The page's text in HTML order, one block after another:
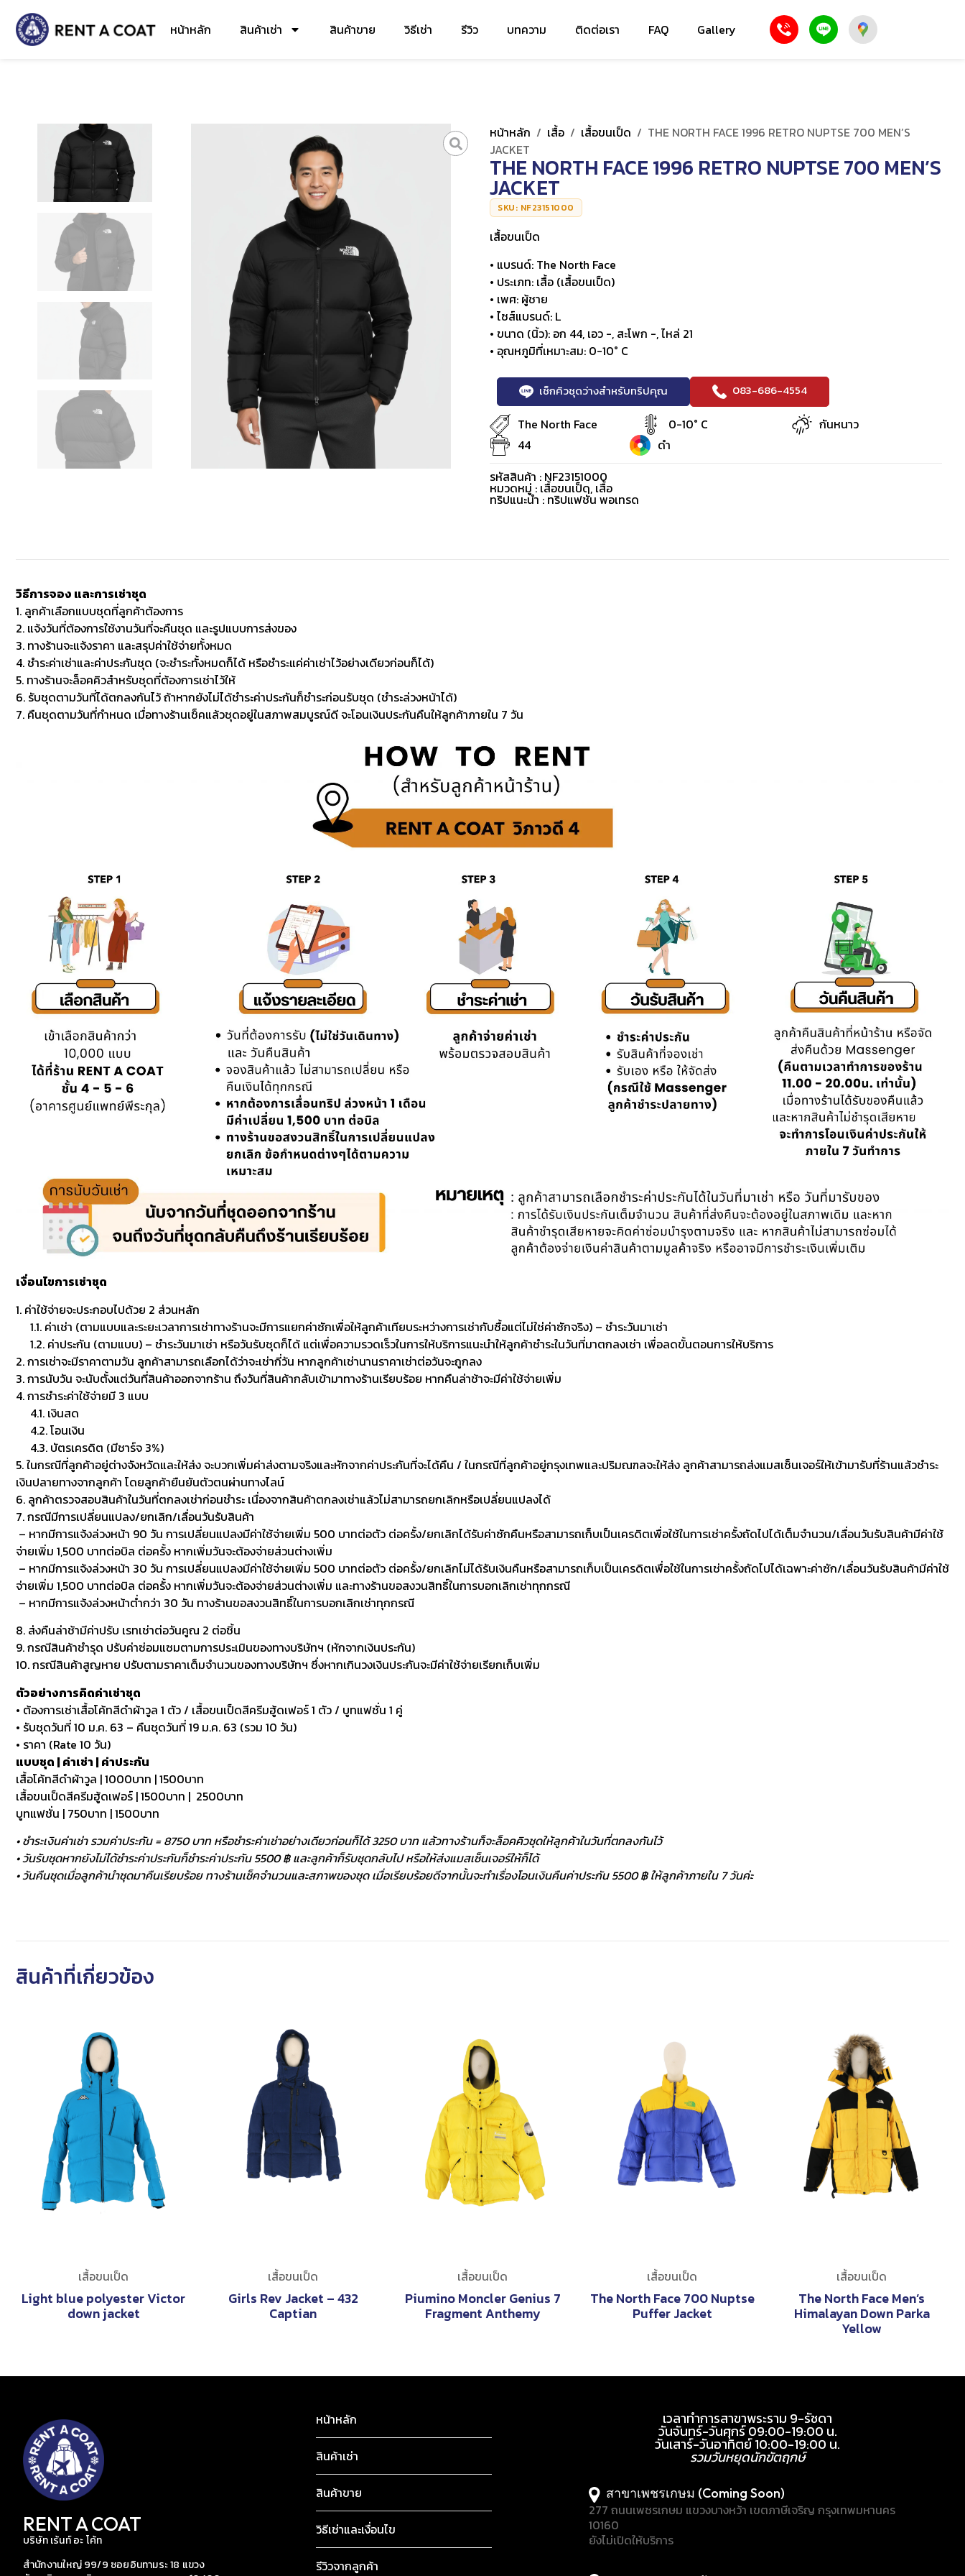
หน้าหลัก สินค้าเช่า สินค้าขาย วิธีเช่า รีวิว บทความ ติดต่อเรา FAQ Gallery
หน้าหลัก / เสื้อ / เสื้อขนเป็ด / THE NORTH FACE 1996 RETRO NUPTSE 700 MEN’S
JACKET
THE NORTH FACE 1996 RETRO NUPTSE 700 MEN’S
JACKET
SKU: NF23151000
เสื้อขนเป็ด
• แบรนด์: The North Face
• ประเภท: เสื้อ (เสื้อขนเป็ด)
• เพศ: ผู้ชาย
• ไซส์แบรนด์: L
• ขนาด (นิ้ว): อก 44, เอว -, สะโพก -, ไหล่ 21
• อุณหภูมิที่เหมาะสม: 0-10° C
เช็กคิวชุดว่างสำหรับทริปคุณ 083-686-4554
The North Face 0-10° C
กันหนาว
44
ดำ
รหัสสินค้า : NF23151000
หมวดหมู่ : เสื้อขนเป็ด, เสื้อ
ทริปแนะนำ : ทริปแฟชั่น พอเทรด
วิธีการจอง และการเช่าชุด
1. ลูกค้าเลือกแบบชุดที่ลูกค้าต้องการ
2. แจ้งวันที่ต้องการใช้งานวันที่จะคืนชุด และรูปแบบการส่งของ
3. ทางร้านจะแจ้งราคา และสรุปค่าใช้จ่ายทั้งหมด
4. ชำระค่าเช่าและค่าประกันชุด (จะชำระทั้งหมดก็ได้ หรือชำระแค่ค่าเช่าไว้อย่างเดียวก่อนก็ได้)
5. ทางร้านจะล็อคคิวสำหรับชุดที่ต้องการเช่าไว้ให้
6. รับชุดตามวันที่ได้ตกลงกันไว้ ถ้าหากยังไม่ได้ชำระค่าประกันก็ชำระก่อนรับชุด (ชำระล่วงหน้าได้)
7. คืนชุดตามวันที่กำหนด เมื่อทางร้านเช็คแล้วชุดอยู่ในสภาพสมบูรณ์ดี จะโอนเงินประกันคืนให้ลูกค้าภายใน 7 วัน
เงื่อนไขการเช่าชุด
1. ค่าใช้จ่ายจะประกอบไปด้วย 2 ส่วนหลัก
1.1. ค่าเช่า (ตามแบบและระยะเวลาการเช่าทางร้านจะมีการแยกค่าซักเพื่อให้ลูกค้าเทียบระหว่างการเช่ากับซื้อแต่ไม่ใช่ค่าซักจริง) – ชำระวันมาเช่า
1.2. ค่าประกัน (ตามแบบ) – ชำระวันมาเช่า หรือวันรับชุดก็ได้ แต่เพื่อความรวดเร็วในการให้บริการแนะนำให้ลูกค้าชำระในวันที่มาตกลงเช่า เพื่อลดขั้นตอนการให้บริการ
2. การเช่าจะมีราคาตามวัน ลูกค้าสามารถเลือกได้ว่าจะเช่ากี่วัน หากลูกค้าเช่านานราคาเช่าต่อวันจะถูกลง
3. การนับวัน จะนับตั้งแต่วันที่สินค้าออกจากร้าน ถึงวันที่สินค้ากลับเข้ามาทางร้านเรียบร้อย หากคืนล่าช้าจะมีค่าใช้จ่ายเพิ่ม
4. การชำระค่าใช้จ่ายมี 3 แบบ
4.1. เงินสด
4.2. โอนเงิน
4.3. บัตรเครดิต (มีชาร์จ 3%)
5. ในกรณีที่ลูกค้าอยู่ต่างจังหวัดและให้ส่ง จะบวกเพิ่มค่าส่งตามจริงและหักจากค่าประกันที่จะได้คืน / ในกรณีที่ลูกค้าอยู่กรุงเทพและปริมณฑลจะให้ส่ง ลูกค้าสามารถส่งแมสเซ็นเจอร์ให้เข้ามารับที่ร้านแล้วชำระ
เงินปลายทางจากลูกค้า โดยลูกค้ายืนยันตัวตนผ่านทางไลน์
6. ลูกค้าตรวจสอบสินค้าในวันที่ตกลงเช่าก่อนชำระ เนื่องจากสินค้าตกลงเช่าแล้วไม่สามารถยกเลิกหรือเปลี่ยนแปลงได้
7. กรณีมีการเปลี่ยนแปลง/ยกเลิก/เลื่อนวันรับสินค้า
– หากมีการแจ้งล่วงหน้า 90 วัน การเปลี่ยนแปลงมีค่าใช้จ่ายเพิ่ม 500 บาทต่อตัว ต่อครั้ง/ยกเลิกได้รับค่าซักคืนหรือสามารถเก็บเป็นเครดิตเพื่อใช้ในการเช่าครั้งถัดไปได้เต็มจำนวน/เลื่อนวันรับสินค้ามีค่าใช้
จ่ายเพิ่ม 1,500 บาทต่อบิล ต่อครั้ง หากเพิ่มวันจะต้องจ่ายส่วนต่างเพิ่ม
– หากมีการแจ้งล่วงหน้า 30 วัน การเปลี่ยนแปลงมีค่าใช้จ่ายเพิ่ม 500 บาทต่อตัว ต่อครั้ง/ยกเลิกไม่ได้รับเงินคืนหรือสามารถเก็บเป็นเครดิตเพื่อใช้ในการเช่าครั้งถัดไปได้เฉพาะค่าซัก/เลื่อนวันรับสินค้ามีค่าใช้
จ่ายเพิ่ม 1,500 บาทต่อบิล ต่อครั้ง หากเพิ่มวันจะต้องจ่ายส่วนต่างเพิ่ม และทางร้านขอสงวนสิทธิ์ในการบอกเลิกเช่าทุกกรณี
– หากมีการแจ้งล่วงหน้าต่ำกว่า 30 วัน ทางร้านขอสงวนสิทธิ์ในการบอกเลิกเช่าทุกกรณี
8. ส่งคืนล่าช้ามีค่าปรับ เรทเช่าต่อวันคูณ 2 ต่อชิ้น
9. กรณีสินค้าชำรุด ปรับค่าซ่อมแซมตามการประเมินของทางบริษัทฯ (หักจากเงินประกัน)
10. กรณีสินค้าสูญหาย ปรับตามราคาเต็มจำนวนของทางบริษัทฯ ซึ่งหากเกินวงเงินประกันจะมีค่าใช้จ่ายเรียกเก็บเพิ่ม
ตัวอย่างการคิดค่าเช่าชุด
• ต้องการเช่าเสื้อโค้ทสีดำผ้าวูล 1 ตัว / เสื้อขนเป็ดสีครีมฮู้ดเฟอร์ 1 ตัว / บูทแฟชั่น 1 คู่
• รับชุดวันที่ 10 ม.ค. 63 – คืนชุดวันที่ 19 ม.ค. 63 (รวม 10 วัน)
• ราคา (Rate 10 วัน)
แบบชุด | ค่าเช่า | ค่าประกัน
เสื้อโค้ทสีดำผ้าวูล | 1000บาท | 1500บาท
เสื้อขนเป็ดสีครีมฮู้ดเฟอร์ | 1500บาท | 2500บาท
บูทแฟชั่น | 750บาท | 1500บาท
• ชำระเงินค่าเช่า รวมค่าประกัน = 8750 บาท หรือชำระค่าเช่าอย่างเดียวก่อนก็ได้ 3250 บาท แล้วทางร้านก็จะล็อคคิวชุดให้ลูกค้าในวันที่ตกลงกันไว้
• วันรับชุดหากยังไม่ได้ชำระค่าประกันก็ชำระค่าประกัน 5500 ฿ และลูกค้าก็รับชุดกลับไป หรือให้ส่งแมสเซ็นเจอร์ให้ก็ได้
• วันคืนชุดเมื่อลูกค้านำชุดมาคืนเรียบร้อย ทางร้านเช็คจำนวนและสภาพของชุด เมื่อเรียบร้อยดีจากนั้นจะทำเรื่องโอนเงินคืนค่าประกัน 5500 ฿ ให้ลูกค้าภายใน 7 วันค่ะ
สินค้าที่เกี่ยวข้อง
เสื้อขนเป็ด
Light blue polyester Victor
down jacket
เสื้อขนเป็ด
Girls Rev Jacket – 432
Captian
เสื้อขนเป็ด
Piumino Moncler Genius 7
Fragment Anthemy
เสื้อขนเป็ด
The North Face 700 Nuptse
Puffer Jacket
เสื้อขนเป็ด
The North Face Men’s
Himalayan Down Parka
Yellow
RENT A COAT
บริษัท เร้นท์ อะ โค้ท
สำนักงานใหญ่ 99/9 ซอยอินทามระ 18 แขวง
หน้าหลัก
สินค้าเช่า
สินค้าขาย
วิธีเช่าและเงื่อนไข
รีวิวจากลูกค้า
เวลาทำการสาขาพระราม 9-รัชดา
วันจันทร์-วันศุกร์ 09:00-19:00 น.
วันเสาร์-วันอาทิตย์ 10:00-19:00 น.
รวมวันหยุดนักขัตฤกษ์
สาขาเพชรเกษม (Coming Soon)
277 ถนนเพชรเกษม แขวงบางหว้า เขตภาษีเจริญ กรุงเทพมหานคร
10160
ยังไม่เปิดให้บริการ